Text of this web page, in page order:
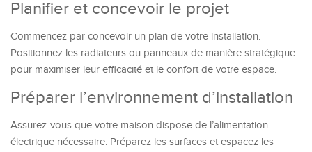
Planifier et concevoir le projet
Commencez par concevoir un plan de votre installation.
Positionnez les radiateurs ou panneaux de manière stratégique
pour maximiser leur efficacité et le confort de votre espace.
Préparer l’environnement d’installation
Assurez-vous que votre maison dispose de l’alimentation
électrique nécessaire. Préparez les surfaces et espacez les